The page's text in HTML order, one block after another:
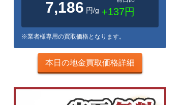
7,186 円/g +137円
※業者様専用の買取価格となります。
本日の地金買取価格詳細